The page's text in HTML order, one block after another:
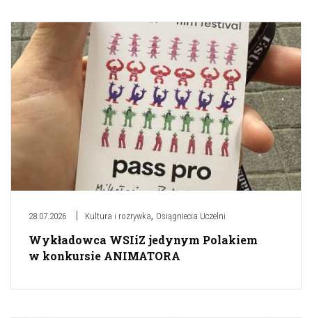
28.07.2026 Kultura i rozrywka, Osiągniecia Uczelni
Wykładowca WSIiZ jedynym Polakiem
w konkursie ANIMATORA